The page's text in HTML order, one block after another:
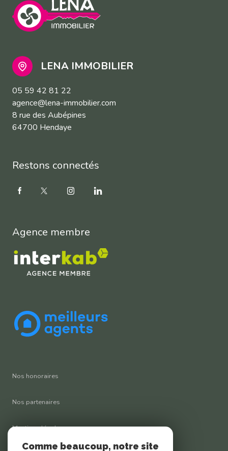
LENA IMMOBILIER
05 59 42 81 22
agence@lena-immobilier.com
8 rue des Aubépines
64700 Hendaye
Restons connectés
Agence membre
Nos honoraires
Nos partenaires
Mentions légales
Comme beaucoup, notre site